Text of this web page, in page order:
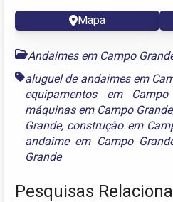
Mapa
Andaimes em Campo
aluguel de andaimes em
equipamentos em Campo
máquinas em Campo Grande
Grande, construção em
andaime em Campo
Grande
Pesquisas